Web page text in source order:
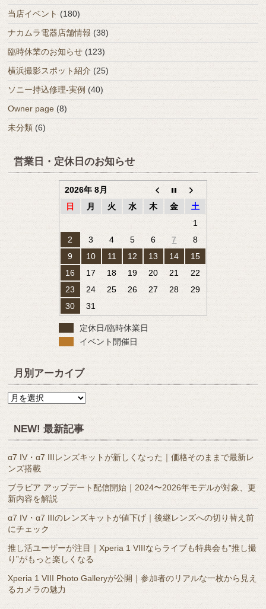
当店イベント (180)
ナカムラ電器店舗情報 (38)
臨時休業のお知らせ (123)
横浜撮影スポット紹介 (25)
ソニー持込修理-実例 (40)
Owner page (8)
未分類 (6)
営業日・定休日のお知らせ
2026年 8月
日
月 火 水 木 金
土
1
2
3 4 5 6 7
8
9
10 11 12 13 14
15
16
17 18 19 20 21
22
23
24 25 26 27 28
29
30
31
定休日/臨時休業日
イベント開催日
月別アーカイブ
月
ー
カ
イ
ブ
NEW! 最新記事
α7 IV・α7 IIIレンズキットが新しくなった｜価格そのままで最新レ
ンズ搭載
ブラビア アップデート配信開始｜2024〜2026年モデルが対象、更
新内容を解説
α7 IV・α7 IIIのレンズキットが値下げ｜後継レンズへの切り替え前
にチェック
推し活ユーザーが注目｜Xperia 1 VIIIならライブも特典会も”推し撮
り”がもっと楽しくなる
Xperia 1 VIII Photo Galleryが公開｜参加者のリアルな一枚から見え
るカメラの魅力